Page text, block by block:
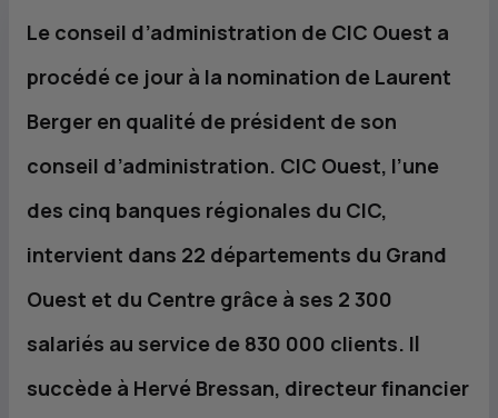
Le conseil d’administration de CIC Ouest a
procédé ce jour à la nomination de Laurent
Berger en qualité de président de son
conseil d’administration. CIC Ouest, l’une
des cinq banques régionales du CIC,
intervient dans 22 départements du Grand
Ouest et du Centre grâce à ses 2 300
salariés au service de 830 000 clients. Il
succède à Hervé Bressan, directeur financier